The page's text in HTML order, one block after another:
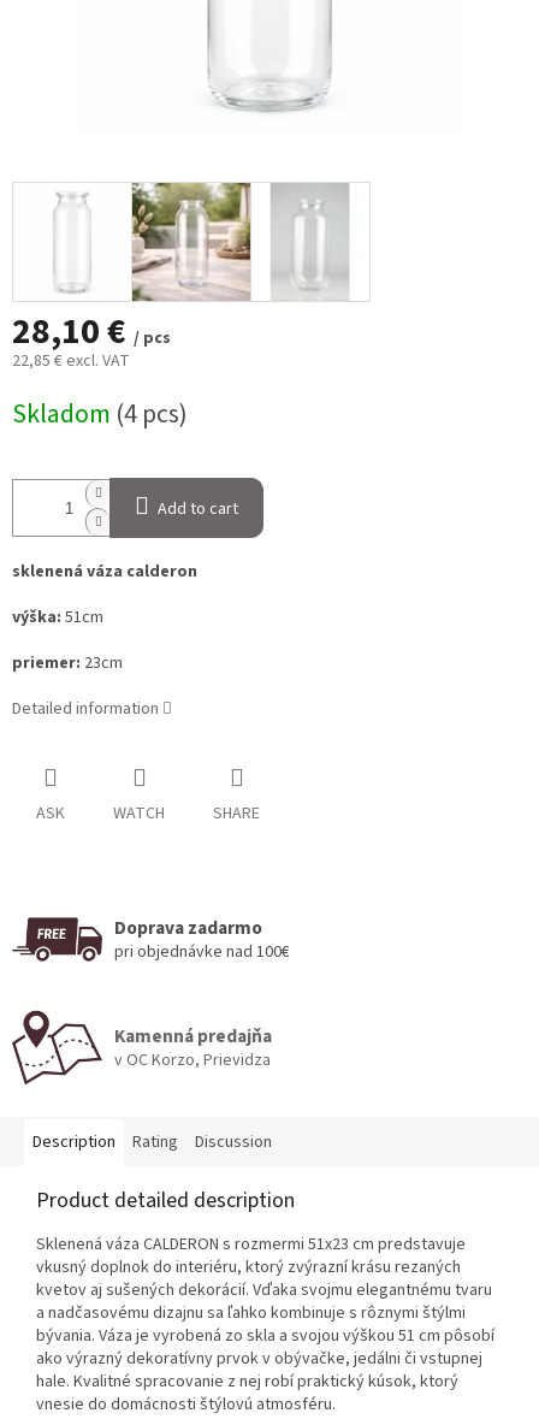
28,10 € / pcs
22,85 € excl. VAT
price:
Skladom (4 pcs)
Add to cart
sklenená váza calderon
výška: 51cm
priemer: 23cm
Detailed information
ASK WATCH SHARE
Doprava zadarmo
pri objednávke nad 100€
Kamenná predajňa
v OC Korzo, Prievidza
Description Rating Discussion
Product detailed description
Sklenená váza CALDERON s rozmermi 51x23 cm predstavuje
vkusný doplnok do interiéru, ktorý zvýrazní krásu rezaných
kvetov aj sušených dekorácií. Vďaka svojmu elegantnému tvaru
a nadčasovému dizajnu sa ľahko kombinuje s rôznymi štýlmi
bývania. Váza je vyrobená zo skla a svojou výškou 51 cm pôsobí
ako výrazný dekoratívny prvok v obývačke, jedálni či vstupnej
hale. Kvalitné spracovanie z nej robí praktický kúsok, ktorý
vnesie do domácnosti štýlovú atmosféru.